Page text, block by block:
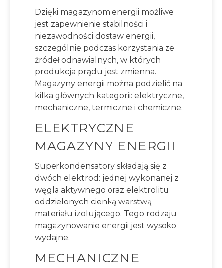
Dzięki magazynom energii możliwe
jest zapewnienie stabilności i
niezawodności dostaw energii,
szczególnie podczas korzystania ze
źródeł odnawialnych, w których
produkcja prądu jest zmienna.
Magazyny energii można podzielić na
kilka głównych kategorii: elektryczne,
mechaniczne, termiczne i chemiczne.
ELEKTRYCZNE
MAGAZYNY ENERGII
Superkondensatory składają się z
dwóch elektrod: jednej wykonanej z
węgla aktywnego oraz elektrolitu
oddzielonych cienką warstwą
materiału izolującego. Tego rodzaju
magazynowanie energii jest wysoko
wydajne.
MECHANICZNE